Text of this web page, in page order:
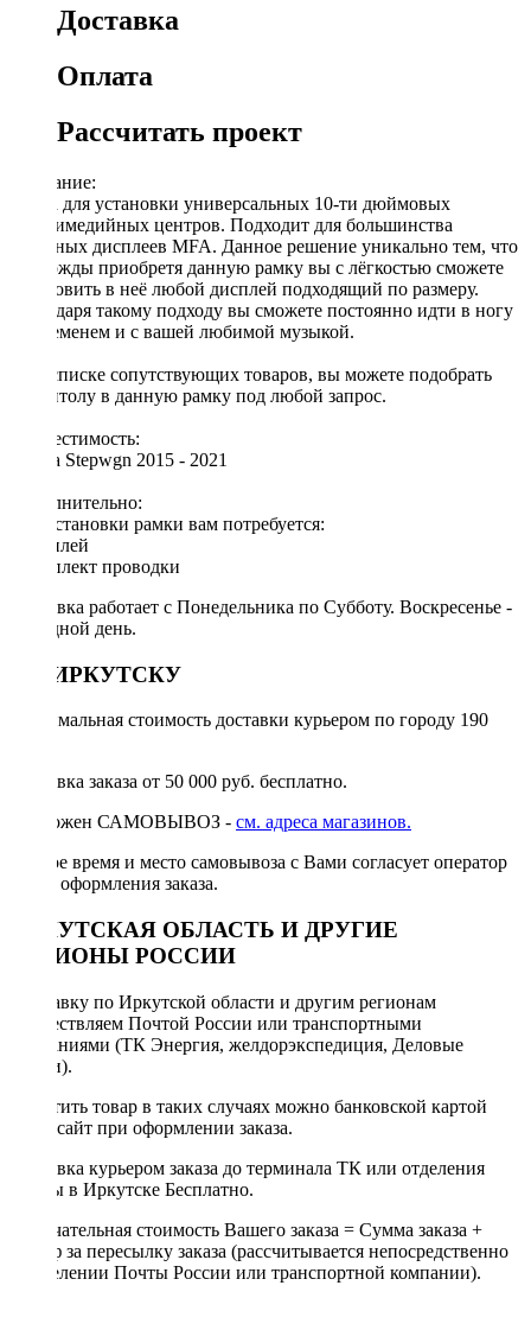
Доставка
Оплата
Рассчитать проект
Описание:
Рамка для установки универсальных 10-ти дюймовых
мультимедийных центров. Подходит для большинства
овальных дисплеев MFA. Данное решение уникально тем, что
единожды приобретя данную рамку вы с лёгкостью сможете
установить в неё любой дисплей подходящий по размеру.
Благодаря такому подходу вы сможете постоянно идти в ногу
со временем и с вашей любимой музыкой.
[!] В списке сопутствующих товаров, вы можете подобрать
магнитолу в данную рамку под любой запрос.
Совместимость:
Honda Stepwgn 2015 - 2021
Дополнительно:
Для установки рамки вам потребуется:
◦ дисплей
◦ комплект проводки
Доставка работает с Понедельника по Субботу. Воскресенье -
выходной день.
ПО ИРКУТСКУ
Минимальная стоимость доставки курьером по городу 190
Доставка заказа от 50 000 руб. бесплатно.
Возможен САМОВЫВОЗ - см. адреса магазинов.
Точное время и место самовывоза с Вами согласует оператор
после оформления заказа.
ИРКУТСКАЯ ОБЛАСТЬ И ДРУГИЕ
РЕГИОНЫ РОССИИ
Отправку по Иркутской области и другим регионам
осуществляем Почтой России или транспортными
компаниями (ТК Энергия, желдорэкспедиция, Деловые
линии).
Оплатить товар в таких случаях можно банковской картой
через сайт при оформлении заказа.
Доставка курьером заказа до терминала ТК или отделения
Почты в Иркутске Бесплатно.
Окончательная стоимость Вашего заказа = Сумма заказа +
Тариф за пересылку заказа (рассчитывается непосредственно
в отделении Почты России или транспортной компании).